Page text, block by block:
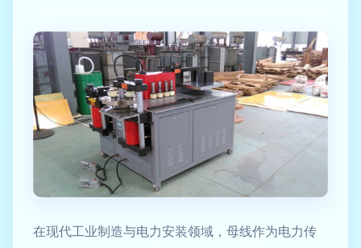
在现代工业制造与电力安装领域，母线作为电力传